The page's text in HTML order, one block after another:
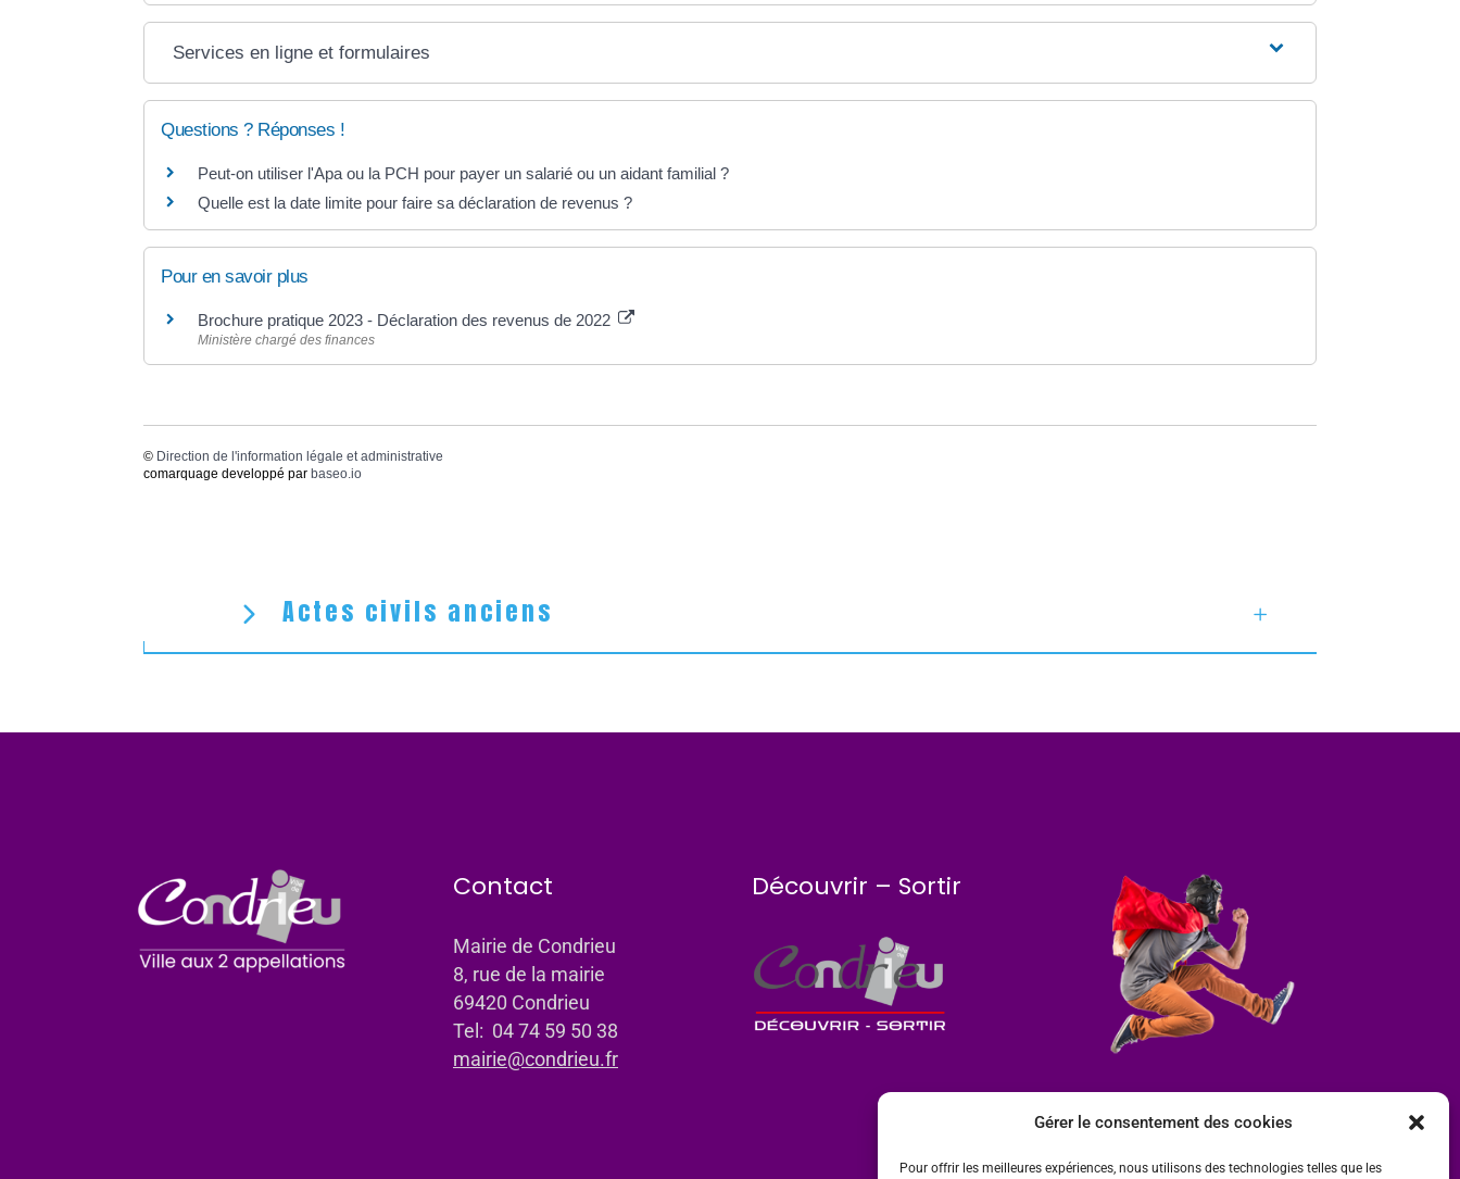
Gérer le consentement des cookies
Pour offrir les meilleures expériences, nous utilisons des technologies telles que les
Services en ligne et formulaires
Questions ? Réponses !
Peut-on utiliser l'Apa ou la PCH pour payer un salarié ou un aidant familial ?
Quelle est la date limite pour faire sa déclaration de revenus ?
Pour en savoir plus
Brochure pratique 2023 - Déclaration des revenus de 2022
Ministère chargé des finances
© Direction de l'information légale et administrative
comarquage developpé par baseo.io
Actes civils anciens
Contact
Mairie de Condrieu
8, rue de la mairie
69420 Condrieu
Tel: 04 74 59 50 38
mairie@condrieu.fr
Découvrir – Sortir